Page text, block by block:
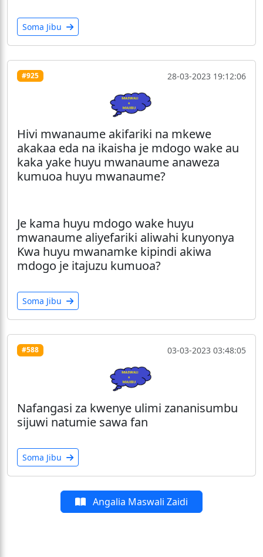
Soma Jibu
#925 28-03-2023 19:12:06
Hivi mwanaume akifariki na mkewe
akakaa eda na ikaisha je mdogo wake au
kaka yake huyu mwanaume anaweza
kumuoa huyu mwanaume?
Je kama huyu mdogo wake huyu
mwanaume aliyefariki aliwahi kunyonya
Kwa huyu mwanamke kipindi akiwa
mdogo je itajuzu kumuoa?
Soma Jibu
#588 03-03-2023 03:48:05
Nafangasi za kwenye ulimi zananisumbu
sijuwi natumie sawa fan
Soma Jibu
Angalia Maswali Zaidi